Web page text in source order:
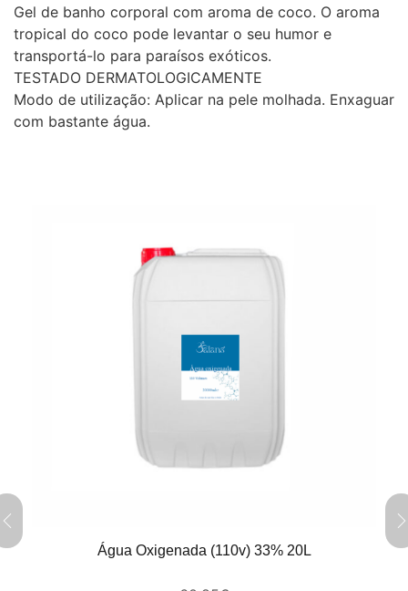
Gel de banho corporal com aroma de coco. O aroma
tropical do coco pode levantar o seu humor e
transportá-lo para paraísos exóticos.
TESTADO DERMATOLOGICAMENTE
Modo de utilização: Aplicar na pele molhada. Enxaguar
com bastante água.
Água Oxigenada (110v) 33% 20L